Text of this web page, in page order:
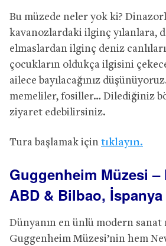
Bu müzede neler yok ki?
kavanozlardaki ilginç yılanlara,
elmaslardan ilginç deniz
çocukların oldukça ilgisini
ailece bayılacağınız
memeliler, fosiller… Dilediğiniz
ziyaret edebilirsiniz.
Tura başlamak için tıklayın.
Guggenheim Müzesi –
ABD & Bilbao, İspanya
Dünyanın en ünlü modern
Guggenheim Müzesi’nin hem